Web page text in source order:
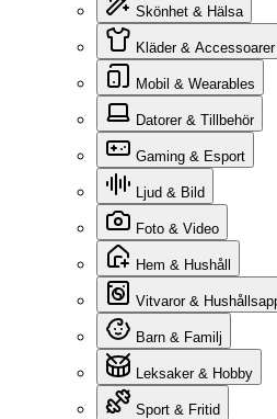
Skönhet & Hälsa
Kläder & Accessoarer
Mobil & Wearables
Datorer & Tillbehör
Gaming & Esport
Ljud & Bild
Foto & Video
Hem & Hushåll
Vitvaror &
Barn & Familj
Leksaker & Hobby
Sport & Fritid